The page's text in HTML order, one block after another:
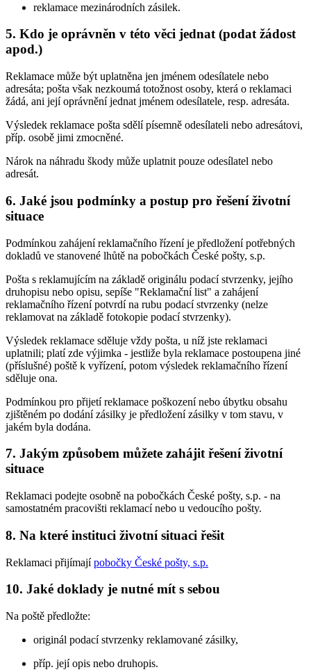
reklamace mezinárodních zásilek.
5. Kdo je oprávněn v této věci jednat (podat žádost
apod.)
Reklamace může být uplatněna jen jménem odesílatele nebo
adresáta; pošta však nezkoumá totožnost osoby, která o reklamaci
žádá, ani její oprávnění jednat jménem odesílatele, resp. adresáta.
Výsledek reklamace pošta sdělí písemně odesílateli nebo adresátovi,
příp. osobě jimi zmocněné.
Nárok na náhradu škody může uplatnit pouze odesílatel nebo
adresát.
6. Jaké jsou podmínky a postup pro řešení životní
situace
Podmínkou zahájení reklamačního řízení je předložení potřebných
dokladů ve stanovené lhůtě na pobočkách České pošty, s.p.
Pošta s reklamujícím na základě originálu podací stvrzenky, jejího
druhopisu nebo opisu, sepíše "Reklamační list" a zahájení
reklamačního řízení potvrdí na rubu podací stvrzenky (nelze
reklamovat na základě fotokopie podací stvrzenky).
Výsledek reklamace sděluje vždy pošta, u níž jste reklamaci
uplatnili; platí zde výjimka - jestliže byla reklamace postoupena jiné
(příslušné) poště k vyřízení, potom výsledek reklamačního řízení
sděluje ona.
Podmínkou pro přijetí reklamace poškození nebo úbytku obsahu
zjištěném po dodání zásilky je předložení zásilky v tom stavu, v
jakém byla dodána.
7. Jakým způsobem můžete zahájit řešení životní
situace
Reklamaci podejte osobně na pobočkách České pošty, s.p. - na
samostatném pracovišti reklamací nebo u vedoucího pošty.
8. Na které instituci životní situaci řešit
Reklamaci přijímajípobočky České pošty, s.p.
10. Jaké doklady je nutné mít s sebou
Na poště předložte:
originál podací stvrzenky reklamované zásilky,
příp. její opis nebo druhopis.